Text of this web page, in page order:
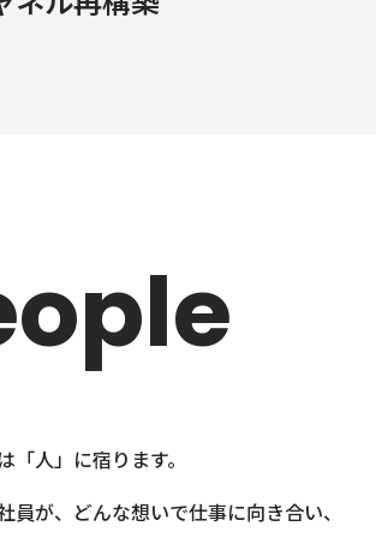
「人」に宿ります。
員が、どんな想いで仕事に向き合い、